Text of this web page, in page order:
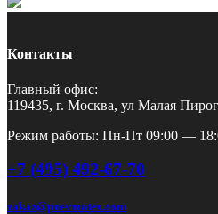
Контакты
Главный офис:
119435, г. Москва, ул Малая
Режим работы: Пн-Пт 09:00 —
+7 (495) 492-67-70
zakaz@pnevmotex.com